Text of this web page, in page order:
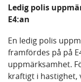
Ledig polis
E4:an
En ledig polis
framfördes på på
uppmärksamhet.
kraftigt i hastighet,